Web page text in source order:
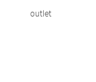
outlet